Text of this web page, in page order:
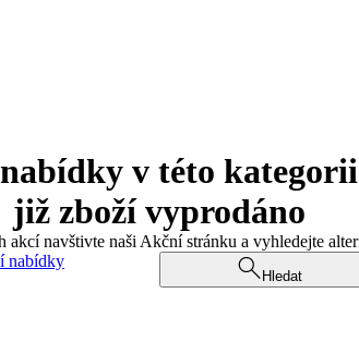
v této
již zboží vyprodáno
akcí navštivte naši Akční stránku a vyhledejte
nabídky
Hledat